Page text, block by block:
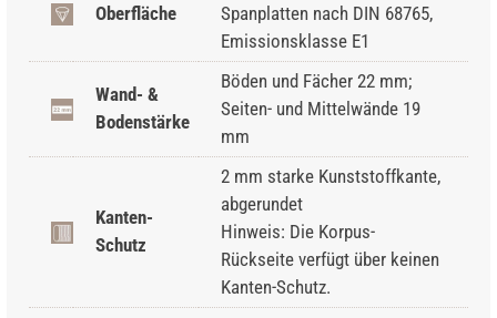
Oberfläche
Spanplatten nach DIN 68765,
Emissionsklasse E1
Wand- &
Bodenstärke
Böden und Fächer 22 mm;
Seiten- und Mittelwände 19
mm
Kanten-
Schutz
2 mm starke Kunststoffkante,
abgerundet
Hinweis: Die Korpus-
Rückseite verfügt über keinen
Kanten-Schutz.